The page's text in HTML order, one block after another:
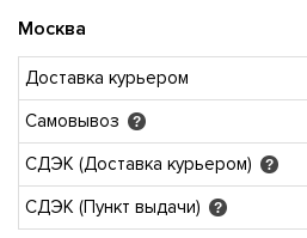
Москва
Доставка курьером
Самовывоз
?
СДЭК (Доставка курьером)
?
СДЭК (Пункт выдачи)
?